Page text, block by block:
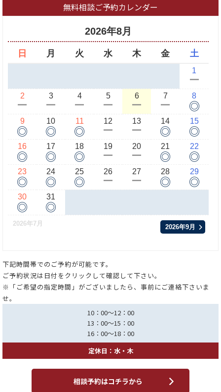
無料相談ご予約カレンダー
2026年8月
日 月 火 水 木 金 土
1
ー
2
ー
3
ー
4
ー
5
ー
6
ー
7
ー
8
◎
9
◎
10
◎
11
◎
12
ー
13
ー
14
◎
15
◎
16
◎
17
◎
18
◎
19
ー
20
ー
21
◎
22
◎
23
◎
24
◎
25
◎
26
ー
27
ー
28
◎
29
◎
30
◎
31
◎
2026年7月 2026年9月
下記時間帯でのご予約が可能です。
ご予約状況は日付をクリックして確認して下さい。
※「ご希望の指定時間」がございましたら、事前にご連絡下さいま
せ。
10：00～12：00
13：00～15：00
16：00～18：00
定休日：水・木
相談予約はコチラから